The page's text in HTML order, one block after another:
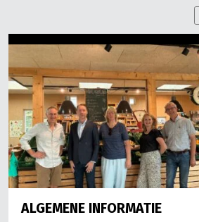
ALGEMENE INFORMATIE